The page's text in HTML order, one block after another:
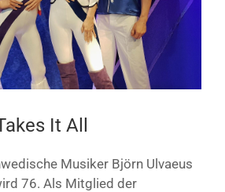
It All
Musiker Björn Ulvaeus
76. Als Mitglied der